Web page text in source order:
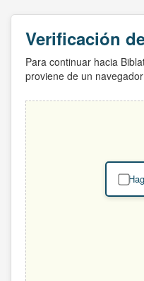
Verificación
Para continuar hacia
proviene de un